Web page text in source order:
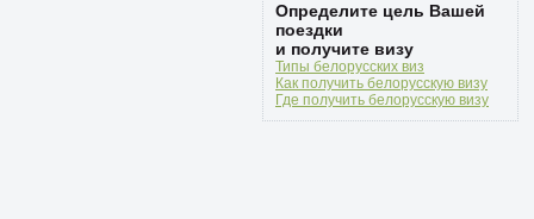
Определите цель Вашей
поездки
и получите визу
Типы белорусских виз
Как получить белорусскую визу
Где получить белорусскую визу